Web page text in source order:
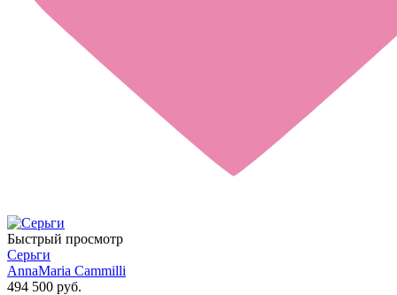
Быстрый просмотр
Серьги
AnnaMaria Cammilli
494 500 руб.